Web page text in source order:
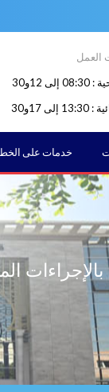
العمل
12و30
17و30
خدمات على الخط